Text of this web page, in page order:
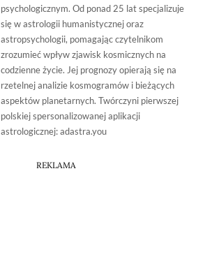
psychologicznym. Od ponad 25 lat specjalizuje
się w astrologii humanistycznej oraz
astropsychologii, pomagając czytelnikom
zrozumieć wpływ zjawisk kosmicznych na
codzienne życie. Jej prognozy opierają się na
rzetelnej analizie kosmogramów i bieżących
aspektów planetarnych. Twórczyni pierwszej
polskiej spersonalizowanej aplikacji
astrologicznej: adastra.you
REKLAMA